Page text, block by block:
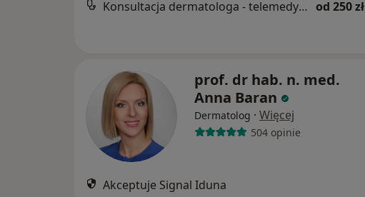
Konsultacja dermatologa - telemedycyna od 250 zł
prof. dr hab. n. med.
Anna Baran
Dermatolog · Więcej
504 opinie
Akceptuje Signal Iduna